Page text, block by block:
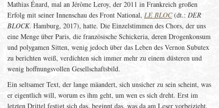
Mathias Énard, mal an Jérôme Leroy, der 2011 in Frankreich großen
Erfolg mit seiner Innenschau des Front National, LE BLOC(dt.: DER
BLOCK. Hamburg, 2017), hatte. Die Einzelstimmen des Chors, der uns
eine Menge über Paris, die französische Schickeria, deren Drogenkonsum
und polygamen Sitten, wenig jedoch über das Leben des Vernon Subutex
zu berichten weiß, verdichten sich immer mehr zu einem düsteren und
wenig hoffnungsvollen Gesellschaftsbild.
Ein seltsamer Text, der lange mäandert, sich unsicher zu sein scheint, was
er eigentlich will, worum es ihm geht, um wen es sich dreht. Erst im
letzten Drittel festigt sich das, beginnt das, was da am Leser vorbeizieht,